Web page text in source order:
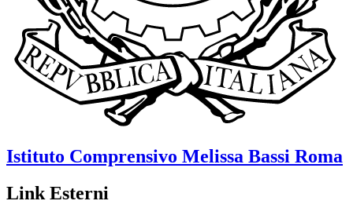
Istituto Comprensivo Melissa Bassi Roma
Link Esterni